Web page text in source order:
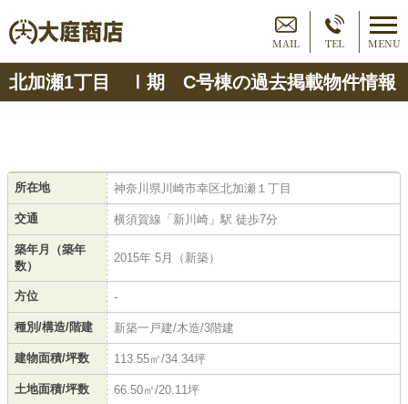
MAIL TEL MENU
北加瀬1丁目 Ⅰ期 C号棟の過去掲載物件情報
所在地 神奈川県川崎市幸区北加瀬１丁目
交通 横須賀線「新川崎」駅 徒歩7分
築年月（築年
数）
2015年 5月（新築）
方位 -
種別/構造/階建 新築一戸建/木造/3階建
建物面積/坪数 113.55㎡/34.34坪
土地面積/坪数 66.50㎡/20.11坪